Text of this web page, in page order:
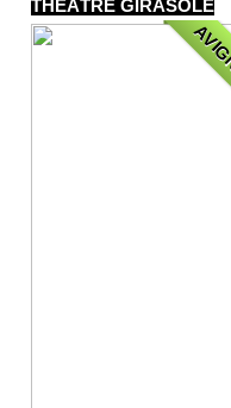
THÉÂTRE GIRASOLE